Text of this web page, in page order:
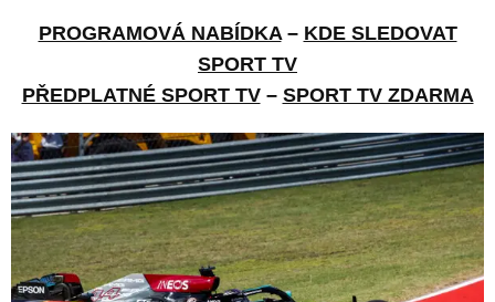
PROGRAMOVÁ NABÍDKA– KDE SLEDOVAT
SPORT TV
PŘEDPLATNÉ SPORT TV– SPORT TV ZDARMA